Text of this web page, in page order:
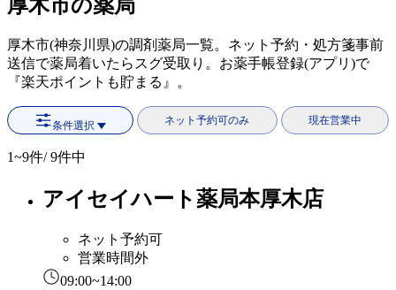
厚木市の薬局
厚木市(神奈川県)の調剤薬局一覧。ネット予約・処方箋事前
送信で薬局着いたらスグ受取り。お薬手帳登録(アプリ)で
『楽天ポイントも貯まる』。
条件選択 ネット予約可のみ 現在営業中
1~9件/ 9件中
アイセイハート薬局本厚木店
ネット予約可
営業時間外
09:00~14:00